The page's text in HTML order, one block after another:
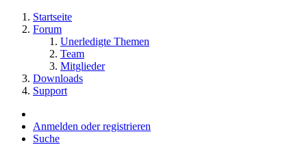
Startseite
Forum
Unerledigte Themen
Team
Mitglieder
Downloads
Support
Anmelden oder registrieren
Suche